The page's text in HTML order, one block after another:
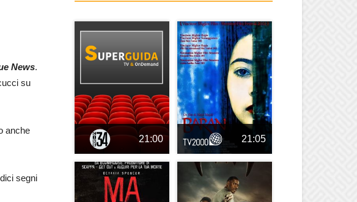
News.
su
anche
segni
21:00 21:05